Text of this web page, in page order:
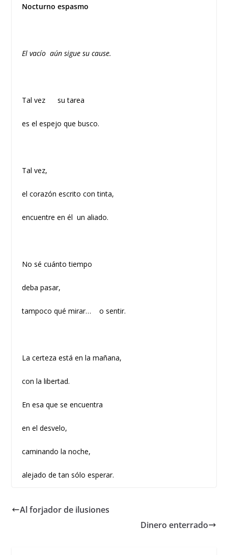
Nocturno espasmo
El vacío aún sigue su cause.
Tal vez su tarea
es el espejo que busco.
Tal vez,
el corazón escrito con tinta,
encuentre en él un aliado.
No sé cuánto tiempo
deba pasar,
tampoco qué mirar… o sentir.
La certeza está en la mañana,
con la libertad.
En esa que se encuentra
en el desvelo,
caminando la noche,
alejado de tan sólo esperar.
Al forjador de ilusiones
Dinero enterrado